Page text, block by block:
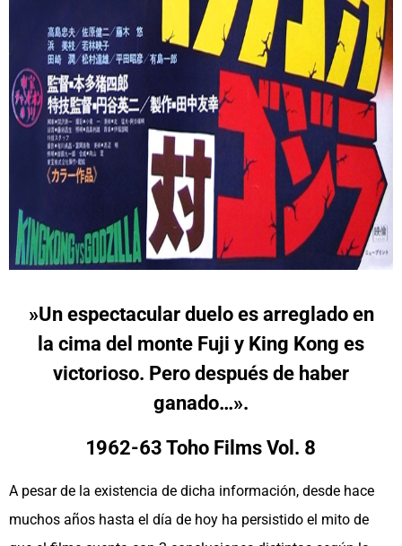
»Un espectacular duelo es arreglado en
la cima del monte Fuji y King Kong es
victorioso. Pero después de haber
ganado…».
1962-63 Toho Films Vol. 8
A pesar de la existencia de dicha información, desde hace
muchos años hasta el día de hoy ha persistido el mito de